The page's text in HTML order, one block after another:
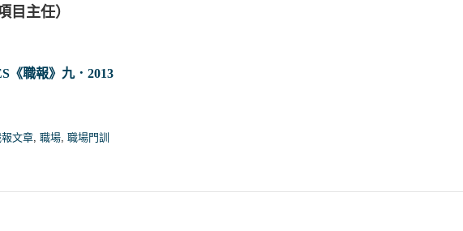
目主任）
《職報》九．2013
文章,職場,職場門訓